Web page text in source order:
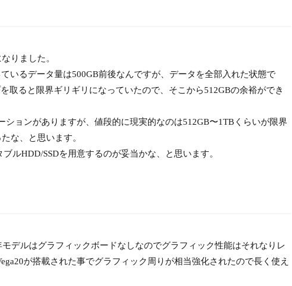
りました。
いるデータ量は500GB前後なんですが、データを全部入れた状態で
取ると限界ギリギリになっていたので、そこから512GBの余裕ができ
ョンがありますが、値段的に現実的なのは512GB〜1TBくらいが限界
な、と思います。
ルHDD/SSDを用意するのが妥当かな、と思います。
デルはグラフィックボードなしなのでグラフィック性能はそれなりレ
が搭載された事でグラフィック周りが相当強化されたので長く使え